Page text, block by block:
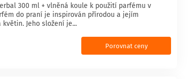
300 ml + vlněná koule k použití parfému v
do praní je inspirován přírodou a jejím
Jeho složení je...
Porovnat ceny